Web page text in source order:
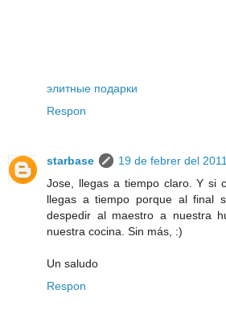
элитные подарки
Respon
starbase
19 de febrer del
Jose, llegas a tiempo claro. Y si
llegas a tiempo porque al final
despedir al maestro a nuestra
nuestra cocina. Sin más, :)
Un saludo
Respon